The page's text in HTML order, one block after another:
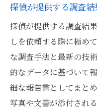
探偵が提供する調査
探偵が提供する調査結
しを依頼する際に極め
な調査手法と最新の技
的なデータに基づいて
細な報告書としてまと
写真や文書が添付され